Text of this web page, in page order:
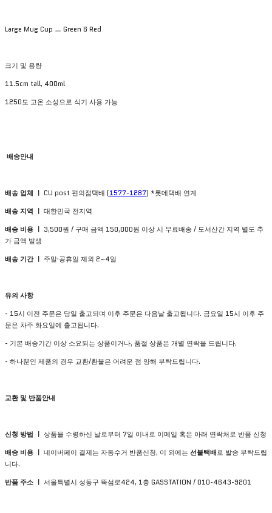
Large Mug Cup ㅡ Green & Red
크기 및 용량
11.5cm tall, 400ml
1250도 고온 소성으로 식기 사용 가능
배송안내
배송 업체 ㅣ CU post 편의점택배 (1577-1287) *롯데택배 연계
배송 지역 ㅣ 대한민국 전지역
배송 비용 ㅣ 3,500원 / 구매 금액 150,000원 이상 시 무료배송 / 도서산간 지역 별도 추
가 금액 발생
배송 기간 ㅣ 주말·공휴일 제외 2~4일
유의 사항
- 15시 이전 주문은 당일 출고되며 이후 주문은 다음날 출고됩니다. 금요일 15시 이후 주
문은 차주 화요일에 출고됩니다.
- 기본 배송기간 이상 소요되는 상품이거나, 품절 상품은 개별 연락을 드립니다.
- 하나뿐인 제품의 경우 교환/환불은 어려운 점 양해 부탁드립니다.
교환 및 반품안내
신청 방법 ㅣ 상품을 수령하신 날로부터 7일 이내로 이메일 혹은 아래 연락처로 반품 신청
배송 비용 ㅣ 네이버페이 결제는 자동수거 반품신청, 이 외에는선불택배로 발송 부탁드립
니다.
반품 주소 ㅣ 서울특별시 성동구 뚝섬로424, 1층 GASSTATION / 010-4643-9201